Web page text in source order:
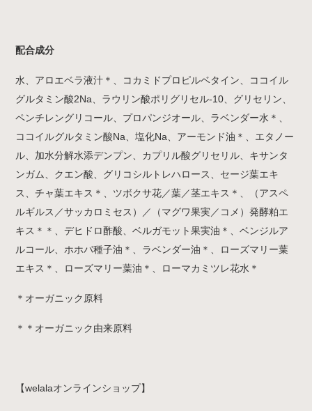
配合成分
水、アロエベラ液汁＊、コカミドプロピルベタイン、ココイル
グルタミン酸2Na、ラウリン酸ポリグリセル-10、グリセリン、
ペンチレングリコール、プロパンジオール、ラベンダー水＊、
ココイルグルタミン酸Na、塩化Na、アーモンド油＊、エタノー
ル、加水分解水添デンプン、カプリル酸グリセリル、キサンタ
ンガム、クエン酸、グリコシルトレハロース、セージ葉エキ
ス、チャ葉エキス＊、ツボクサ花／葉／茎エキス＊、（アスペ
ルギルス／サッカロミセス）／（マグワ果実／コメ）発酵粕エ
キス＊＊、デヒドロ酢酸、ベルガモット果実油＊、ベンジルア
ルコール、ホホバ種子油＊、ラベンダー油＊、ローズマリー葉
エキス＊、ローズマリー葉油＊、ローマカミツレ花水＊
＊オーガニック原料
＊＊オーガニック由来原料
【welalaオンラインショップ】